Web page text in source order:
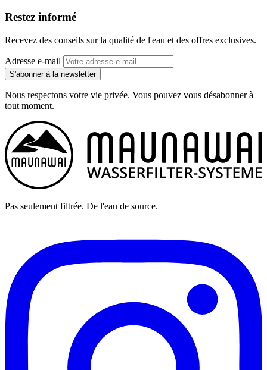
Restez informé
Recevez des conseils sur la qualité de l'eau et des offres exclusives.
Adresse e-mail
S'abonner à la newsletter
Nous respectons votre vie privée. Vous pouvez vous désabonner à
tout moment.
Pas seulement filtrée. De l'eau de source.